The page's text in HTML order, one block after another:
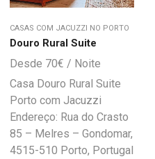
CASAS COM JACUZZI NO PORTO
Douro Rural Suite
70€
Casa Douro Rural Suite
Porto com Jacuzzi
Endereço: Rua do Crasto
85 – Melres – Gondomar,
4515-510 Porto, Portugal